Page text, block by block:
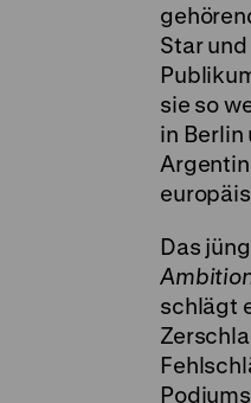
Star
sie so
in Berlin
Das
schlägt